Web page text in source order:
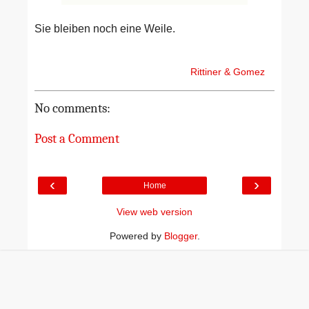
Sie bleiben noch eine Weile.
Rittiner & Gomez
No comments:
Post a Comment
‹ ›
Home
View web version
Powered by Blogger.